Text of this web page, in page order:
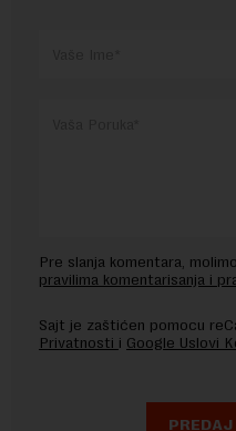
Pre slanja komentara,
pravilima komentarisanja i
Sajt je zaštićen pomocu
Privatnosti i Google Uslovi